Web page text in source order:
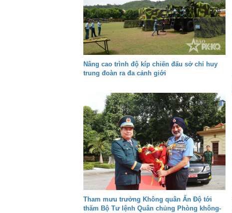
Nâng cao trình độ kíp chiến đấu sở chỉ huy
trung đoàn ra đa cảnh giới
Tham mưu trưởng Không quân Ấn Độ tới
thăm Bộ Tư lệnh Quân chủng Phòng không-